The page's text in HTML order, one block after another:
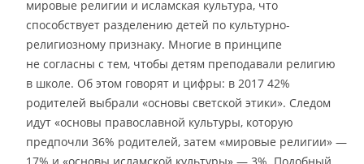
мировые религии и исламская культура, что
способствует разделению детей по культурно-
религиозному признаку. Многие в принципе
не согласны с тем, чтобы детям преподавали религию
в школе. Об этом говорят и цифры: в 2017 42%
родителей выбрали «основы светской этики». Следом
идут «основы православной культуры, которую
предпочли 36% родителей, затем «мировые религии» —